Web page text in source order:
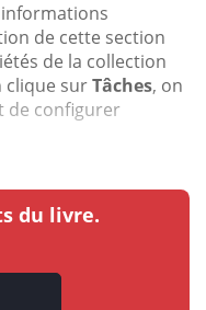
de cette section
de la collection
clique surTâches, on
de configurer
du livre.